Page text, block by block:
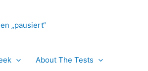
„pausiert“
About The Tests